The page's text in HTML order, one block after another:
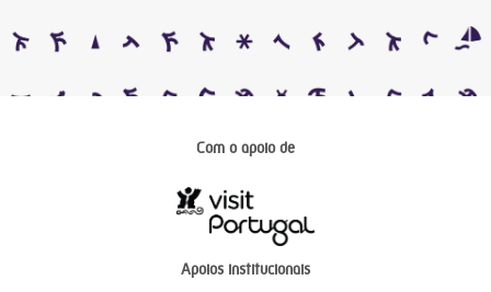
Com o apoio de
Apoios institucionais